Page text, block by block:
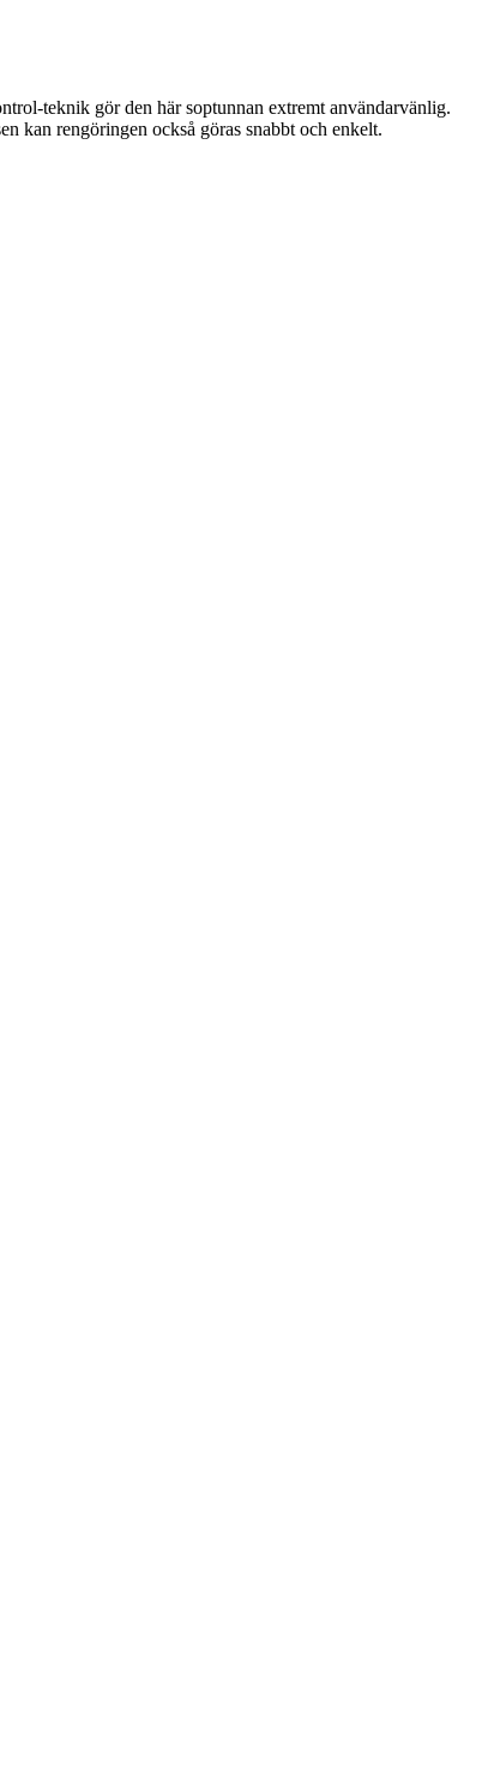
teknik gör den här soptunnan extremt användarvänlig.
kan rengöringen också göras snabbt och enkelt.